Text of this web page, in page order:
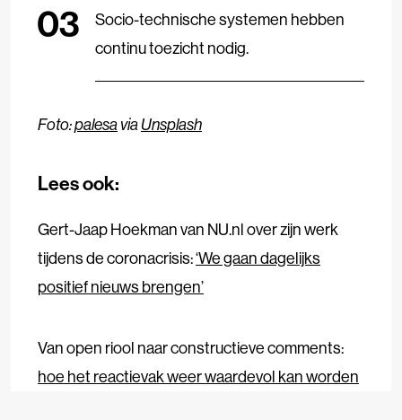
Socio-technische systemen hebben
continu toezicht nodig.
Foto:palesaviaUnsplash
Lees ook:
Gert-Jaap Hoekman van NU.nl over zijn werk
tijdens de coronacrisis:‘We gaan dagelijks
positief nieuws brengen’
Van open riool naar constructieve comments:
hoe het reactievak weer waardevol kan worden